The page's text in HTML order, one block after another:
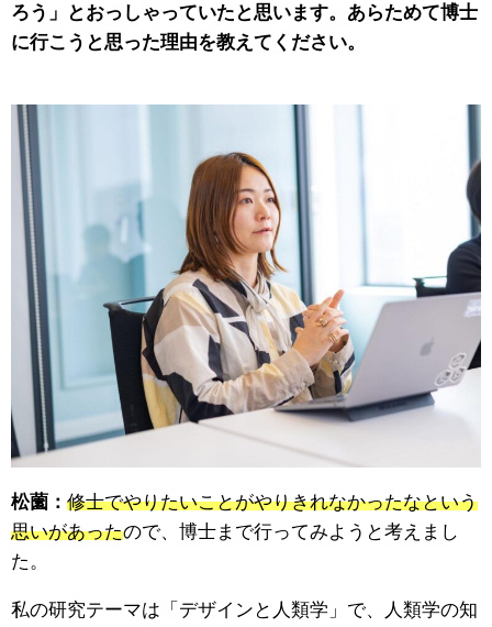
ろう」とおっしゃっていたと思います。あらためて博士
に行こうと思った理由を教えてください。
松薗： 修士でやりたいことがやりきれなかったなという
思いがあったので、博士まで行ってみようと考えまし
た。
私の研究テーマは「デザインと人類学」で、人類学の知